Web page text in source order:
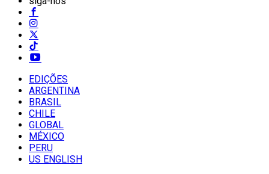
EDIÇÕES
ARGENTINA
BRASIL
CHILE
GLOBAL
MÉXICO
PERU
US ENGLISH